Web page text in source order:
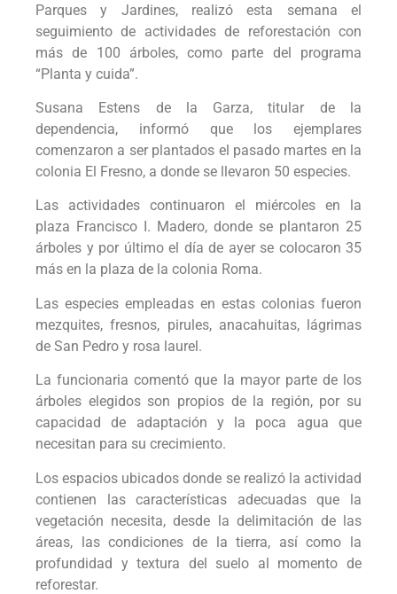
Parques y Jardines, realizó esta semana el
seguimiento de actividades de reforestación con
más de 100 árboles, como parte del programa
“Planta y cuida”.
Susana Estens de la Garza, titular de la
dependencia, informó que los ejemplares
comenzaron a ser plantados el pasado martes en la
colonia El Fresno, a donde se llevaron 50 especies.
Las actividades continuaron el miércoles en la
plaza Francisco I. Madero, donde se plantaron 25
árboles y por último el día de ayer se colocaron 35
más en la plaza de la colonia Roma.
Las especies empleadas en estas colonias fueron
mezquites, fresnos, pirules, anacahuitas, lágrimas
de San Pedro y rosa laurel.
La funcionaria comentó que la mayor parte de los
árboles elegidos son propios de la región, por su
capacidad de adaptación y la poca agua que
necesitan para su crecimiento.
Los espacios ubicados donde se realizó la actividad
contienen las características adecuadas que la
vegetación necesita, desde la delimitación de las
áreas, las condiciones de la tierra, así como la
profundidad y textura del suelo al momento de
reforestar.